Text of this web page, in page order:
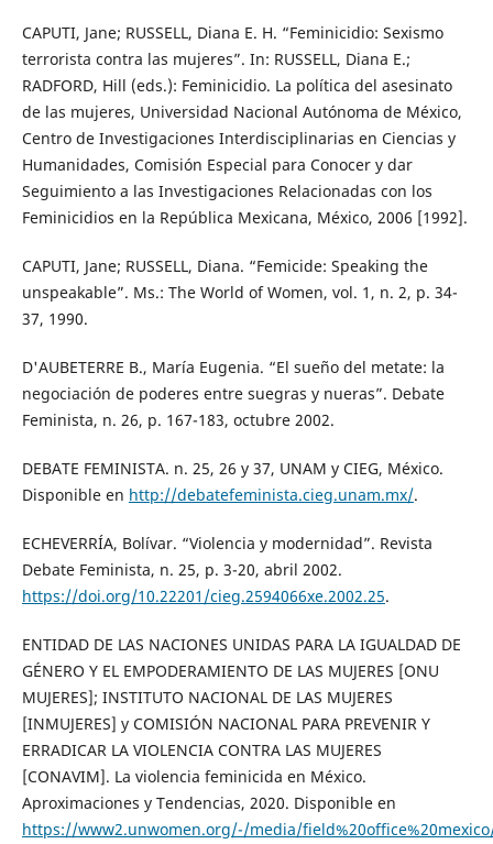
CAPUTI, Jane; RUSSELL, Diana E. H. “Feminicidio: Sexismo
terrorista contra las mujeres”. In: RUSSELL, Diana E.;
RADFORD, Hill (eds.): Feminicidio. La política del asesinato
de las mujeres, Universidad Nacional Autónoma de México,
Centro de Investigaciones Interdisciplinarias en Ciencias y
Humanidades, Comisión Especial para Conocer y dar
Seguimiento a las Investigaciones Relacionadas con los
Feminicidios en la República Mexicana, México, 2006 [1992].
CAPUTI, Jane; RUSSELL, Diana. “Femicide: Speaking the
unspeakable”. Ms.: The World of Women, vol. 1, n. 2, p. 34-
37, 1990.
D'AUBETERRE B., María Eugenia. “El sueño del metate: la
negociación de poderes entre suegras y nueras”. Debate
Feminista, n. 26, p. 167-183, octubre 2002.
DEBATE FEMINISTA. n. 25, 26 y 37, UNAM y CIEG, México.
Disponible en http://debatefeminista.cieg.unam.mx/.
ECHEVERRÍA, Bolívar. “Violencia y modernidad”. Revista
Debate Feminista, n. 25, p. 3-20, abril 2002.
https://doi.org/10.22201/cieg.2594066xe.2002.25.
ENTIDAD DE LAS NACIONES UNIDAS PARA LA IGUALDAD DE
GÉNERO Y EL EMPODERAMIENTO DE LAS MUJERES [ONU
MUJERES]; INSTITUTO NACIONAL DE LAS MUJERES
[INMUJERES] y COMISIÓN NACIONAL PARA PREVENIR Y
ERRADICAR LA VIOLENCIA CONTRA LAS MUJERES
[CONAVIM]. La violencia feminicida en México.
Aproximaciones y Tendencias, 2020. Disponible en
https://www2.unwomen.org/-/media/